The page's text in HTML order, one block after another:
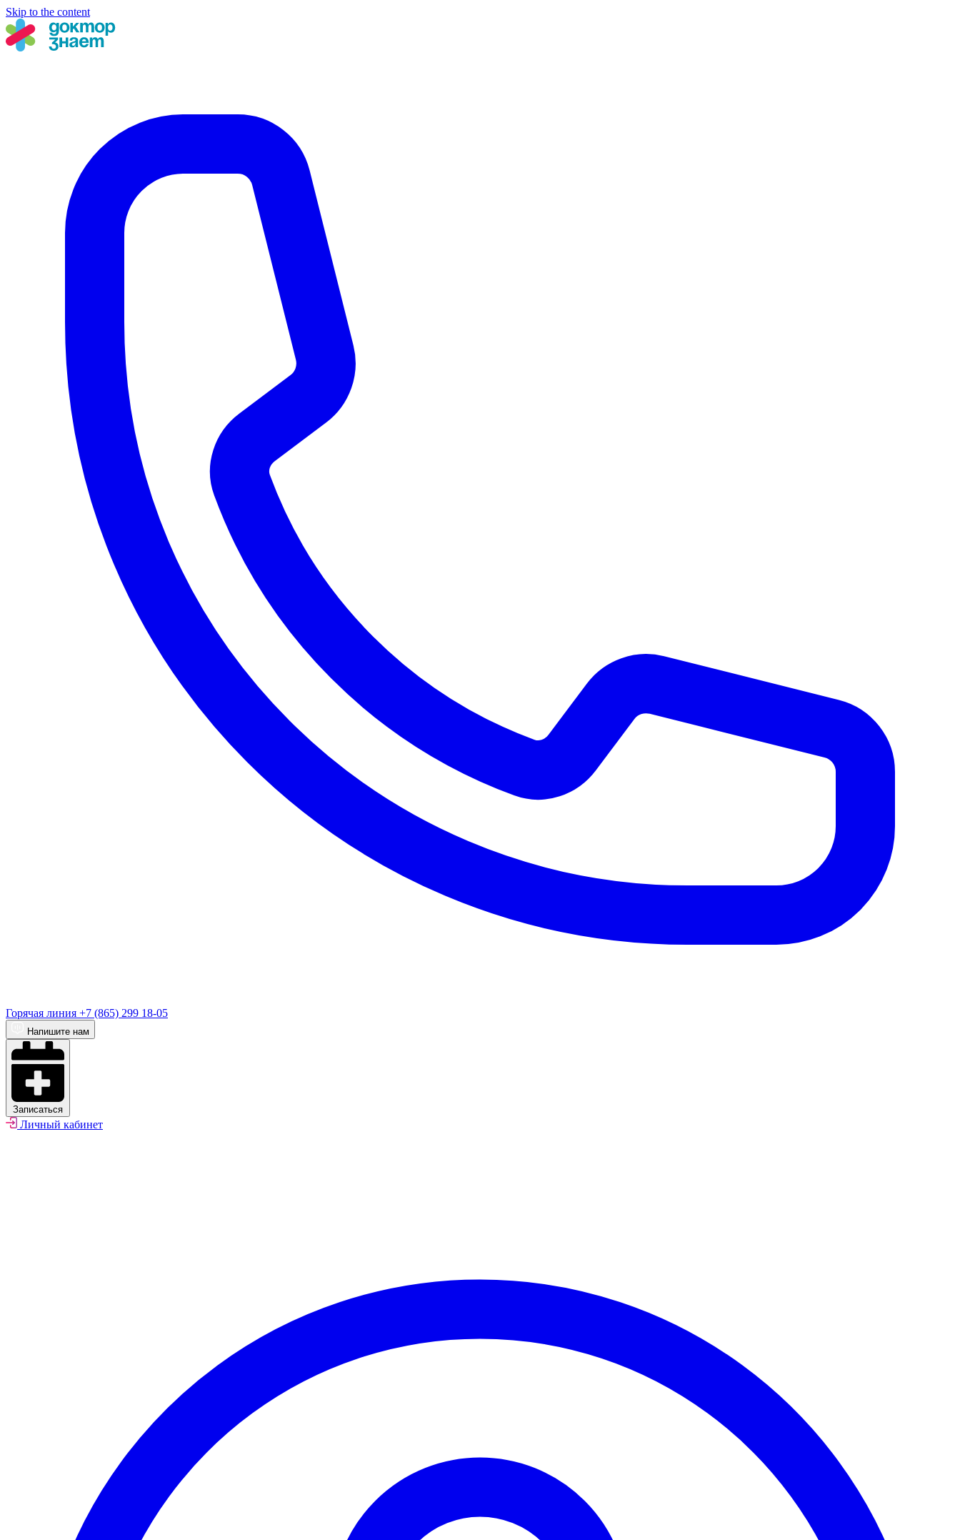
Skip to the content
Горячая линия +7 (865) 299 18-05
Напишите нам
Записаться
Личный кабинет